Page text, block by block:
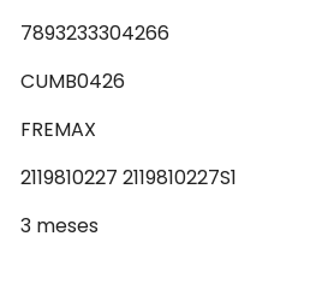
7893233304266
CUMB0426
FREMAX
2119810227 2119810227S1
3 meses